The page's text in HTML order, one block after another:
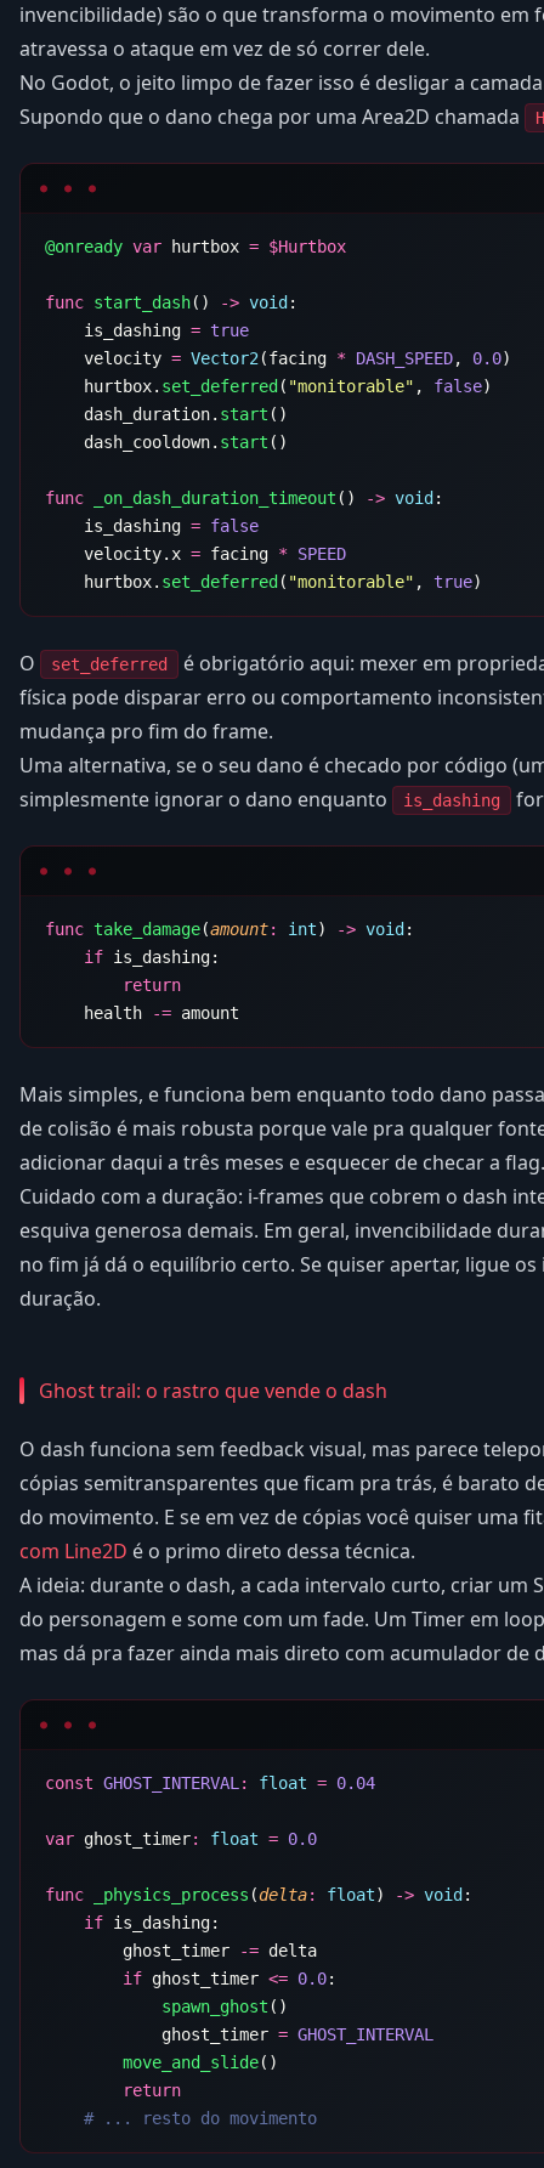
invencibilidade) são o que transforma o movimento em
atravessa o ataque em vez de só correr dele.
No Godot, o jeito limpo de fazer isso é desligar a
Supondo que o dano chega por uma Area2D chamada
@onready var hurtbox = $
func start_dash() -> void
    is_dashing
=
    velocity
= Vector2 (facing * DASH_SPEED, 0.0
    hurtbox.
set_deferred ( "monitorable" , false
    dash_duration.
start
    dash_cooldown.
start
func _on_dash_duration_timeout () -> void
    is_dashing
=
    velocity.x
= facing *
    hurtbox.
set_deferred ( "monitorable" , true
O set_deferred
é obrigatório aqui: mexer em
física pode disparar erro ou comportamento
mudança pro fim do frame.
Uma alternativa, se o seu dano é checado por código
simplesmente ignorar o dano enquanto
is_dashing
func take_damage(amount: int) -> void
    if
    health
-=
Mais simples, e funciona bem enquanto todo dano
de colisão é mais robusta porque vale pra qualquer
adicionar daqui a três meses e esquecer de checar a flag.
Cuidado com a duração: i-frames que cobrem o dash
esquiva generosa demais. Em geral, invencibilidade
no fim já dá o equilíbrio certo. Se quiser apertar, ligue
duração.
Ghost trail: o rastro que vende o dash
O dash funciona sem feedback visual, mas parece
cópias semitransparentes que ficam pra trás, é barato
do movimento. E se em vez de cópias você quiser uma
com Line2D é o primo direto dessa técnica.
A ideia: durante o dash, a cada intervalo curto, criar um
do personagem e some com um fade. Um Timer em
mas dá pra fazer ainda mais direto com acumulador de
const GHOST_INTERVAL : float =
var ghost_timer: float =
func _physics_process (delta: float) -> void
    if
        ghost_timer
-=
        if
ghost_timer <= 0.0
            spawn_ghost
            ghost_timer
=
        move_and_slide